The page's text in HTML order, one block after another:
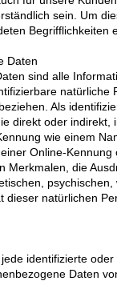
sein. Um
Begrifflichkeiten
Daten
sind alle
natürliche
Als
direkt oder indirekt,
wie einem
Online-Kennung
Merkmalen, die
dieser natürlichen
identifizierte
Daten